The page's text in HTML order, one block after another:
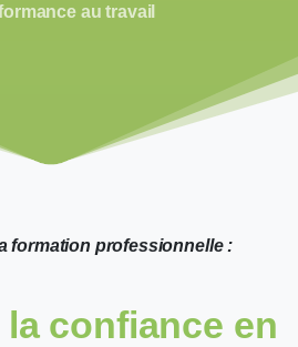
au travail
formation professionnelle :
la confiance en